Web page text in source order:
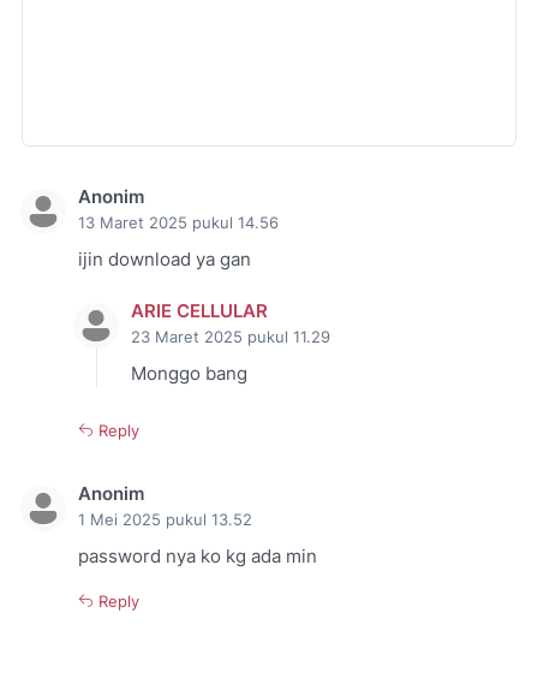
Anonim
13 Maret 2025 pukul 14.56
ijin download ya gan
ARIE CELLULAR
23 Maret 2025 pukul 11.29
Monggo bang
Reply
Anonim
1 Mei 2025 pukul 13.52
password nya ko kg ada min
Reply